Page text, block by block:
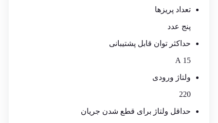
تعداد پریزها
پنج عدد
حداکثر توان قابل پشتیبانی
15 A
ولتاژ ورودی
220
حداقل ولتاژ برای قطع شدن جریان